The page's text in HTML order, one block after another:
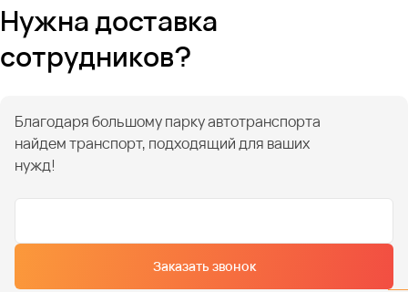
Нужна доставка
сотрудников?
Благодаря большому парку автотранспорта
найдем транспорт, подходящий для ваших
нужд!
Заказать звонок